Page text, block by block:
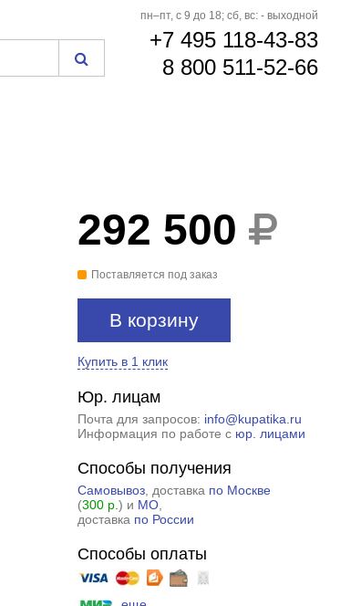
пн–пт, с 9 до 18; сб, вс: - выходной
+7 495 118-43-83
8 800 511-52-66
292 500
Поставляется под заказ
В корзину
Купить в 1 клик
Юр. лицам
Почта для запросов: info@kupatika.ru
Информация по работе с юр. лицами
Способы получения
Самовывоз, доставка по Москве
(300 р. ) и МО,
доставка по России
Способы оплаты